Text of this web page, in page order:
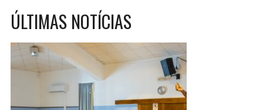
ÚLTIMAS NOTÍCIAS